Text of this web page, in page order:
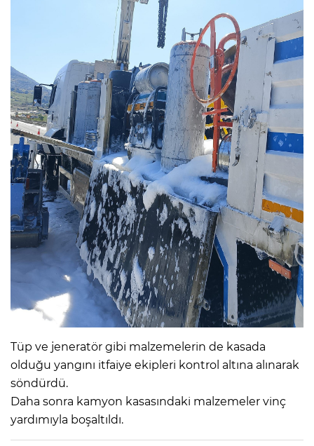
Tüp ve jeneratör gibi malzemelerin de kasada
olduğu yangını itfaiye ekipleri kontrol altına alınarak
söndürdü.
Daha sonra kamyon kasasındaki malzemeler vinç
yardımıyla boşaltıldı.